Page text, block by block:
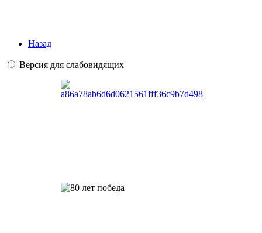
Назад
Версия для слабовидящих